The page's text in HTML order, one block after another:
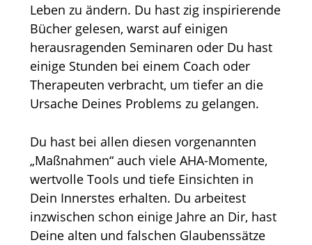
Leben zu ändern. Du hast zig inspirierende
Bücher gelesen, warst auf einigen
herausragenden Seminaren oder Du hast
einige Stunden bei einem Coach oder
Therapeuten verbracht, um tiefer an die
Ursache Deines Problems zu gelangen.
Du hast bei allen diesen vorgenannten
„Maßnahmen“ auch viele AHA-Momente,
wertvolle Tools und tiefe Einsichten in
Dein Innerstes erhalten. Du arbeitest
inzwischen schon einige Jahre an Dir, hast
Deine alten und falschen Glaubenssätze